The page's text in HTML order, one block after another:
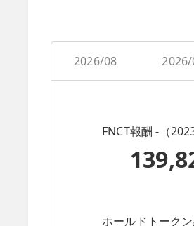
2026/08
FNCT報酬 -（
ホールドトーク